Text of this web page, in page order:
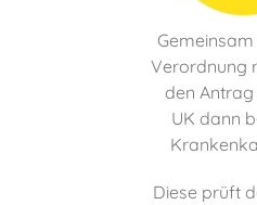
Verordnung
den
UK dann
Diese prüft